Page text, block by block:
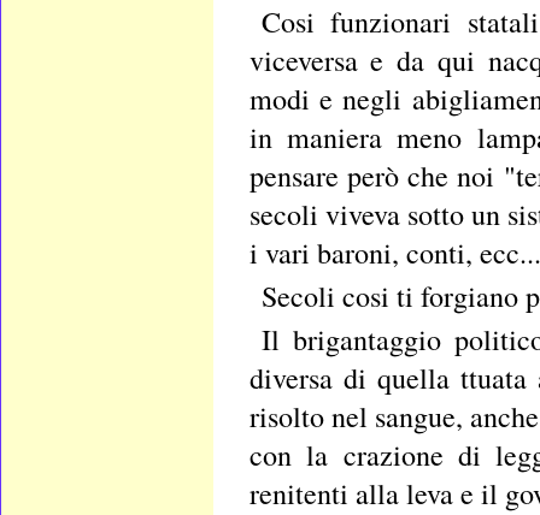
Cosi funzionari
viceversa e da qui
modi e negli
in maniera meno
pensare però che noi
secoli viveva sotto un
i vari baroni, conti, ecc...
Secoli cosi ti forgiano
Il brigantaggio
diversa di quella ttuata
risolto nel sangue,
con la crazione di
renitenti alla leva e il